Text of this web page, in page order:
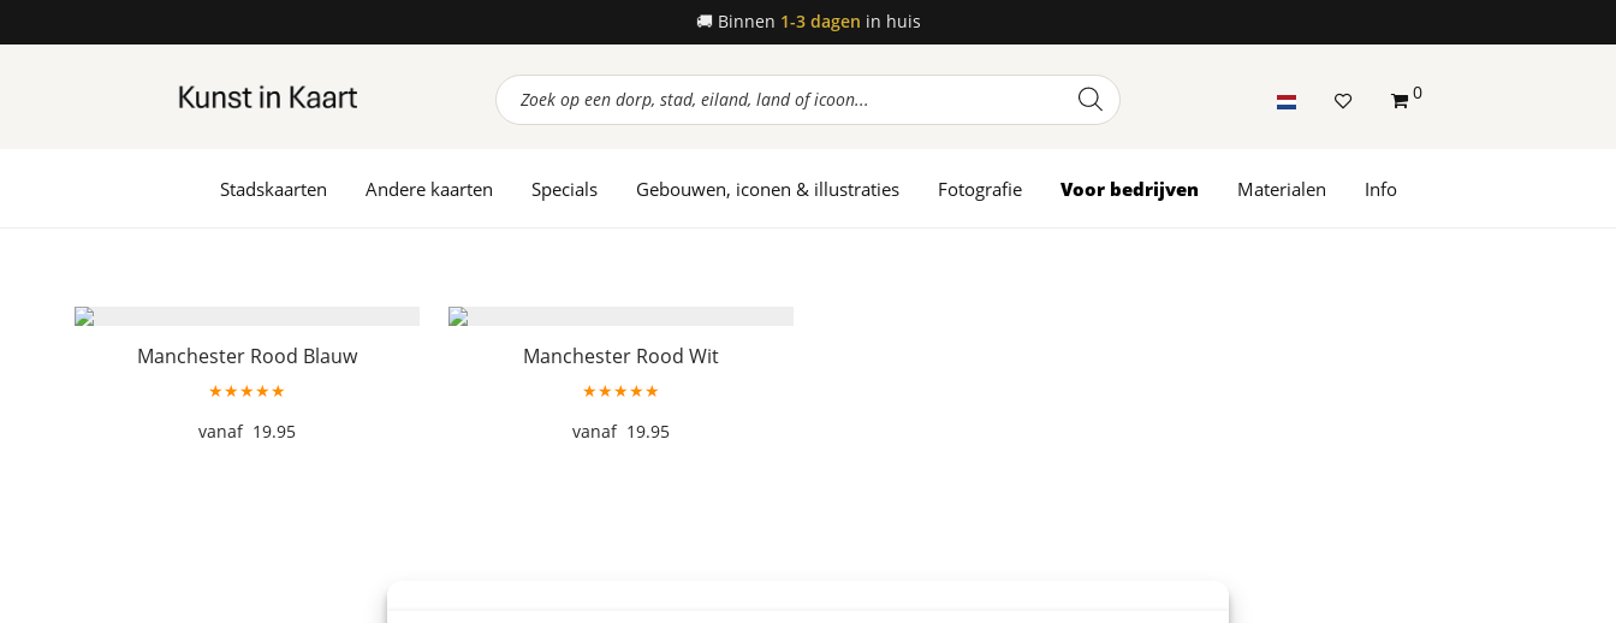
🚚 Binnen 1-3 dagen in huis
Producten
zoeken
Stadskaarten Andere kaarten Specials Gebouwen, iconen & illustraties Fotografie Voor bedrijven Materialen Info
0
Manchester Rood Blauw
★★★★★
19.95
Manchester Rood Wit
★★★★★
19.95